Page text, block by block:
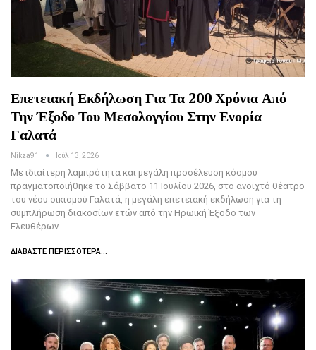
Επετειακή Εκδήλωση Για Τα 200 Χρόνια Από
Την Έξοδο Του Μεσολογγίου Στην Ενορία
Γαλατά
Nikza91 Ιούλ 13, 2026
Με ιδιαίτερη λαμπρότητα και μεγάλη προσέλευση κόσμου
πραγματοποιήθηκε το Σάββατο 11 Ιουλίου 2026, στο ανοιχτό θέατρο
του νέου οικισμού Γαλατά, η μεγάλη επετειακή εκδήλωση για τη
συμπλήρωση διακοσίων ετών από την Ηρωική Έξοδο των
Ελευθέρων…
ΔΙΑΒΆΣΤΕ ΠΕΡΙΣΣΌΤΕΡΑ...